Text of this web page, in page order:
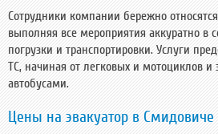
Сотрудники компании бережно
выполняя все мероприятия аккуратно в
погрузки и транспортировки. Услуги
ТС, начиная от легковых и мотоциклов и
автобусами.
Цены на эвакуатор в Смидовиче